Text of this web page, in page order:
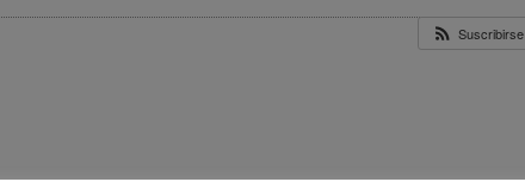
Suscribirse